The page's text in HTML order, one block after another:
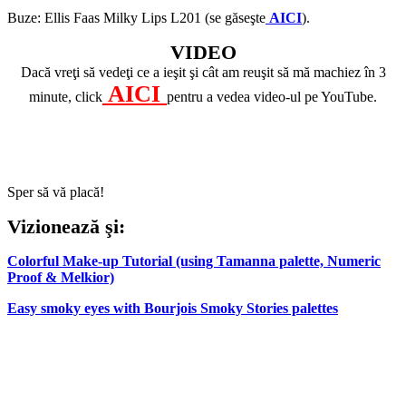
Buze: Ellis Faas Milky Lips L201 (se găseşte AICI).
VIDEO
Dacă vreţi să vedeţi ce a ieşit şi cât am reuşit să mă machiez în 3
minute, click AICI pentru a vedea video-ul pe YouTube.
Sper să vă placă!
Vizionează şi:
Colorful Make-up Tutorial (using Tamanna palette, Numeric
Proof & Melkior)
Easy smoky eyes with Bourjois Smoky Stories palettes